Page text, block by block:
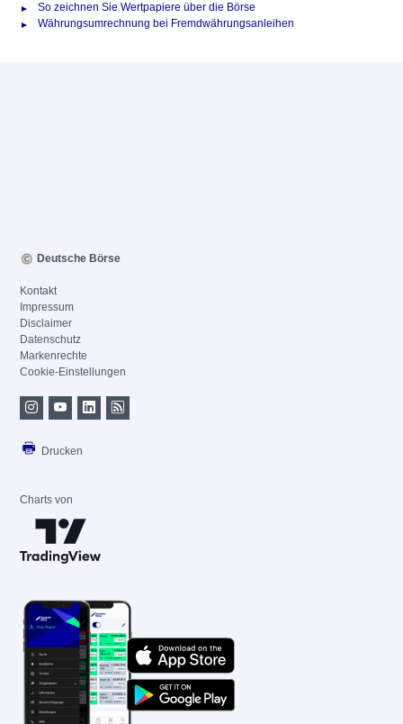
So zeichnen Sie Wertpapiere über die Börse
Währungsumrechnung bei Fremdwährungsanleihen
Deutsche Börse
Kontakt
Impressum
Disclaimer
Datenschutz
Markenrechte
Cookie-Einstellungen
Drucken
Charts von